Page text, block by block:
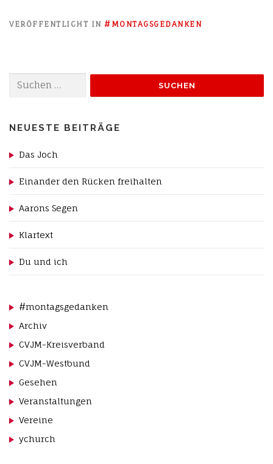
VERÖFFENTLICHT IN #MONTAGSGEDANKEN
nach:
NEUESTE BEITRÄGE
Das Joch
Einander den Rücken freihalten
Aarons Segen
Klartext
Du und ich
#montagsgedanken
Archiv
CVJM-Kreisverband
CVJM-Westbund
Gesehen
Veranstaltungen
Vereine
ychurch